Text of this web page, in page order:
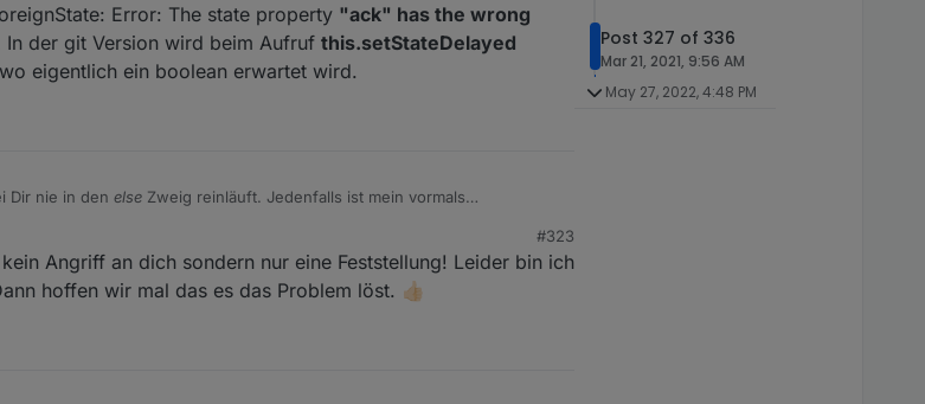
Error: The state property "ack" has the wrong
der git Version wird beim Aufruf this.setStateDelayed
eigentlich ein boolean erwartet wird.
Dir nie in den else
'', 2000);eine 2000 übergeben, wo eigentlich ein boolean erwartet
#323
Angriff an dich sondern nur eine Feststellung! Leider bin ich
hoffen wir mal das es das Problem löst. 👍🏻
Post 327 of 336
Mar 21, 2021, 9:56 AM
May 27, 2022, 4:48 PM